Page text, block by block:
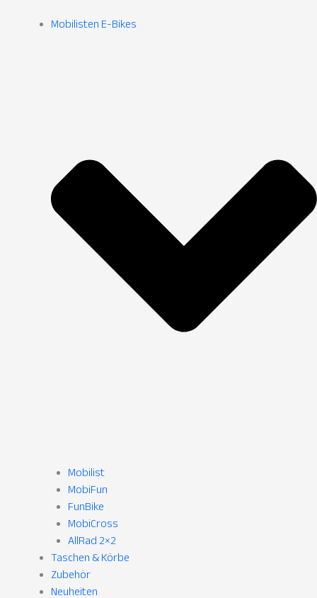
Mobilisten E-Bikes
Mobilist
MobiFun
FunBike
MobiCross
AllRad 2×2
Taschen & Körbe
Zubehör
Neuheiten